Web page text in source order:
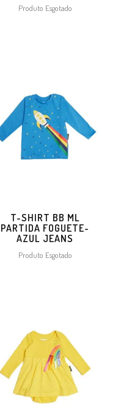
Produto Esgotado
T-SHIRT BB ML
PARTIDA FOGUETE-
AZUL JEANS
Produto Esgotado